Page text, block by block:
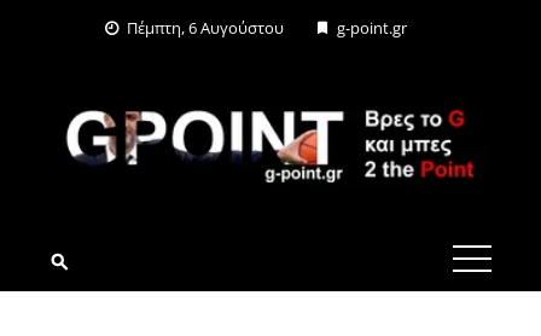
Πέμπτη, 6 Αυγούστου g-point.gr
G-POINT.GR